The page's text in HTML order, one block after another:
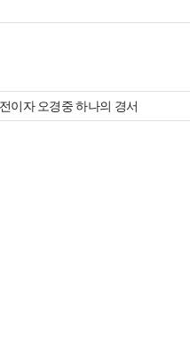
이자 오경중 하나의 경서